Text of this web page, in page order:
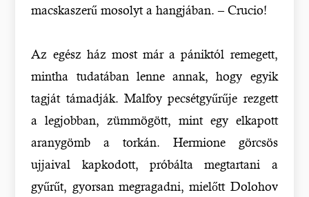
macskaszerű mosolyt a hangjában. – Crucio!
Az egész ház most már a pániktól remegett,
mintha tudatában lenne annak, hogy egyik
tagját támadják. Malfoy pecsétgyűrűje rezgett
a legjobban, zümmögött, mint egy elkapott
aranygömb a torkán. Hermione görcsös
ujjaival kapkodott, próbálta megtartani a
gyűrűt, gyorsan megragadni, mielőtt Dolohov